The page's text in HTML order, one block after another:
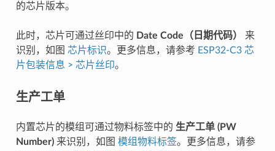
的芯片版本。
此时，芯片可通过丝印中的 Date Code（日期代码）
来
识别，如图 芯片标识。更多信息，请参考 ESP32-C3 芯
片包装信息 > 芯片丝印。
生产工单
内置芯片的模组可通过物料标签中的 生产工单 (PW
Number)来识别，如图 模组物料标签。更多信息，请参